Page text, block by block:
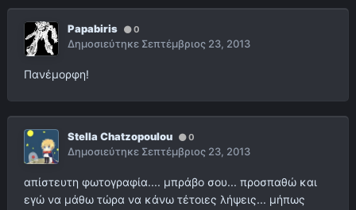
Papabiris 0
Δημοσιεύτηκε Σεπτέμβριος 23, 2013
Πανέμορφη!
Stella Chatzopoulou 0
Δημοσιεύτηκε Σεπτέμβριος 23, 2013
απίστευτη φωτογραφία.... μπράβο σου... προσπαθώ και
εγώ να μάθω τώρα να κάνω τέτοιες λήψεις... μήπως